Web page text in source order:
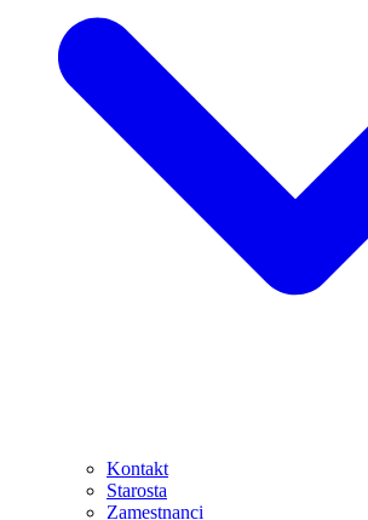
Kontakt
Starosta
Zamestnanci